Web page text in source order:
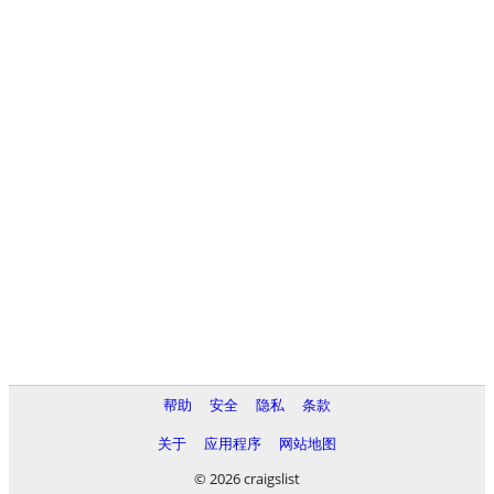
帮助 安全 隐私
条款
关于
应用程序
网站地图
© 2026 craigslist